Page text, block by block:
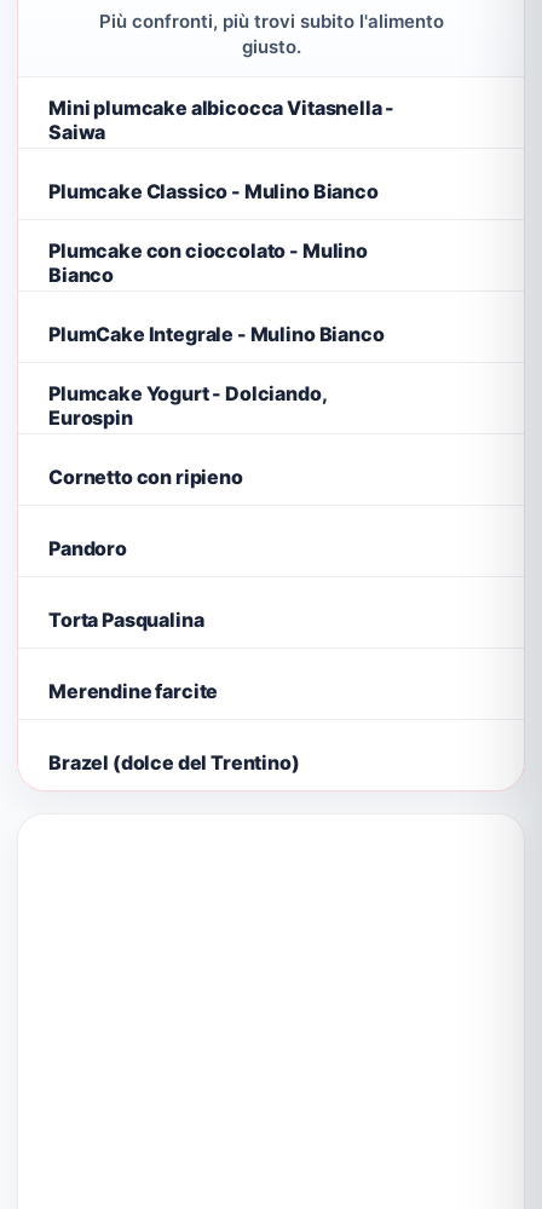
Più confronti, più trovi subito l'alimento
giusto.
Mini plumcake albicocca Vitasnella -
Saiwa
Plumcake Classico - Mulino Bianco
Plumcake con cioccolato - Mulino
Bianco
PlumCake Integrale - Mulino Bianco
Plumcake Yogurt - Dolciando,
Eurospin
Cornetto con ripieno
Pandoro
Torta Pasqualina
Merendine farcite
Brazel (dolce del Trentino)